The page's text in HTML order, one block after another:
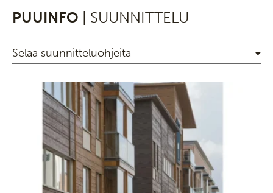
PUUINFO | SUUNNITTELU
Selaa suunnitteluohjeita